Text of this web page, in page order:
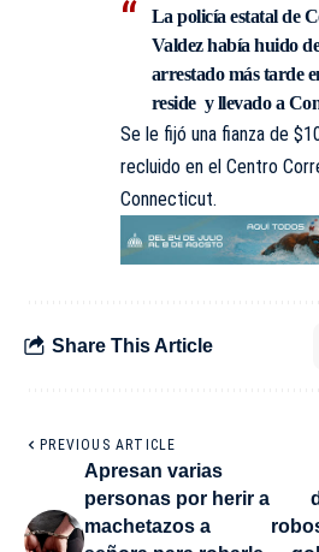
La policía estatal de
Valdez había huido
arrestado más tarde
reside y llevado a
Se le fijó una fianza de
recluido en el Centro
Connecticut.
Share This Article
PREVIOUS ARTICLE
Apresan varias
personas por herir a
machetazos a